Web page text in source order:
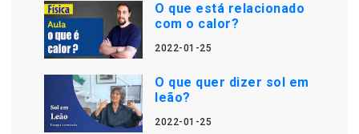
O que está relacionado
com o calor?
2022-01-25
O que quer dizer sol em
leão?
2022-01-25